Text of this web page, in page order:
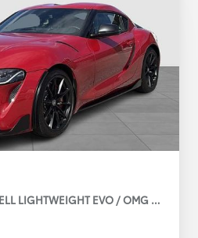
LIGHTWEIGHT EVO / OMG LEV!